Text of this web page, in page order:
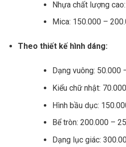
Nhựa chất lượng
Mica: 150.000 –
Theo thiết kế hình dáng:
Dạng vuông: 50.000
Kiểu chữ nhật:
Hình bầu dục:
Bể tròn: 200.000 –
Dạng lục giác: